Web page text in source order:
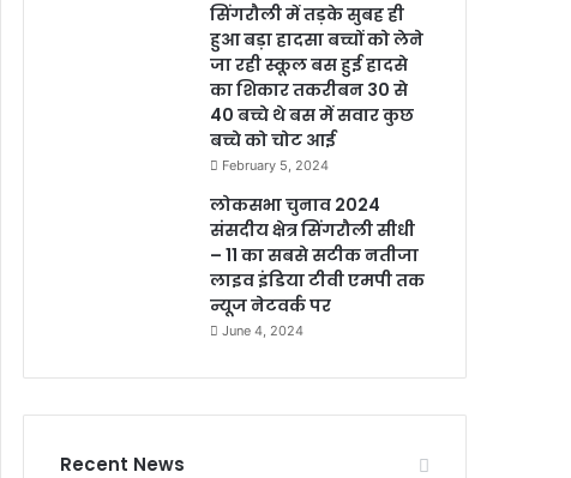
सिंगरौली में तड़के सुबह ही
हुआ बड़ा हादसा बच्चों को लेने
जा रही स्कूल बस हुई हादसे
का शिकार तकरीबन 30 से
40 बच्चे थे बस में सवार कुछ
बच्चे को चोट आई
February 5, 2024
लोकसभा चुनाव 2024
संसदीय क्षेत्र सिंगरौली सीधी
– 11 का सबसे सटीक नतीजा
लाइव इंडिया टीवी एमपी तक
न्यूज नेटवर्क पर
June 4, 2024
Recent News